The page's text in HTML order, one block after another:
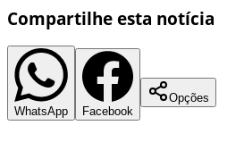
Compartilhe esta notícia
WhatsApp Facebook
Opções